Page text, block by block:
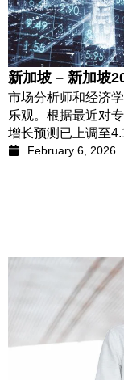
新加坡 – 新加坡
市场分析师和经济
乐观。根据最近对
增长预测已上调至
February 6, 2026